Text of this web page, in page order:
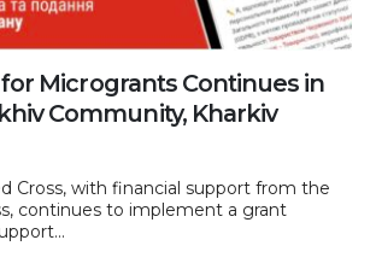
Microgrants Continues in
Community, Kharkiv
Cross, with financial support from the
continues to implement a grant